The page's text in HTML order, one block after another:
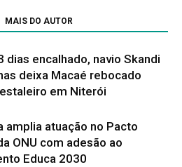
MAIS DO AUTOR
dias encalhado, navio Skandi
deixa Macaé rebocado
em Niterói
amplia atuação no Pacto
ONU com adesão ao
Educa 2030